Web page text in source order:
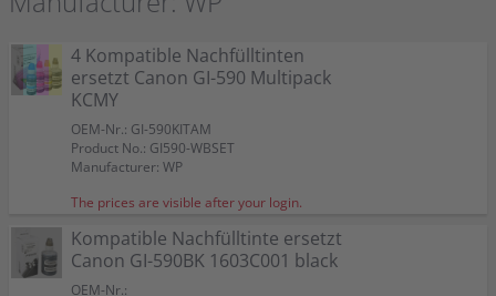
4 Kompatible Nachfülltinten
ersetzt Canon GI-590 Multipack
KCMY
OEM-Nr.: GI-590KITAM
Product No.: GI590-WBSET
Manufacturer: WP
The prices are visible after your login.
Kompatible Nachfülltinte ersetzt
Canon GI-590BK 1603C001 black
OEM-Nr.: